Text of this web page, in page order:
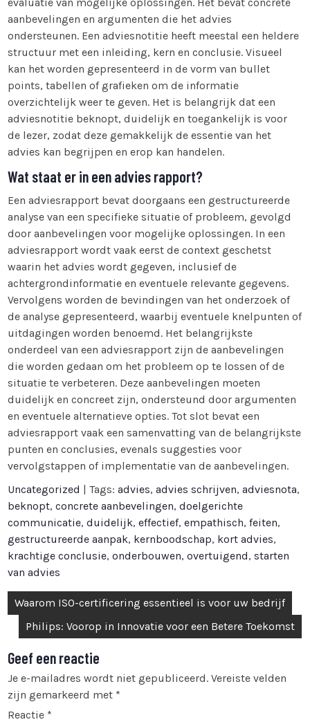
aanbevelingen en argumenten die het advies
ondersteunen. Een adviesnotitie heeft meestal een heldere
structuur met een inleiding, kern en conclusie. Visueel
kan het worden gepresenteerd in de vorm van bullet
points, tabellen of grafieken om de informatie
overzichtelijk weer te geven. Het is belangrijk dat een
adviesnotitie beknopt, duidelijk en toegankelijk is voor
de lezer, zodat deze gemakkelijk de essentie van het
advies kan begrijpen en erop kan handelen.
Wat staat er in een advies rapport?
Een adviesrapport bevat doorgaans een gestructureerde
analyse van een specifieke situatie of probleem, gevolgd
door aanbevelingen voor mogelijke oplossingen. In een
adviesrapport wordt vaak eerst de context geschetst
waarin het advies wordt gegeven, inclusief de
achtergrondinformatie en eventuele relevante gegevens.
Vervolgens worden de bevindingen van het onderzoek of
de analyse gepresenteerd, waarbij eventuele knelpunten of
uitdagingen worden benoemd. Het belangrijkste
onderdeel van een adviesrapport zijn de aanbevelingen
die worden gedaan om het probleem op te lossen of de
situatie te verbeteren. Deze aanbevelingen moeten
duidelijk en concreet zijn, ondersteund door argumenten
en eventuele alternatieve opties. Tot slot bevat een
adviesrapport vaak een samenvatting van de belangrijkste
punten en conclusies, evenals suggesties voor
vervolgstappen of implementatie van de aanbevelingen.
Uncategorized | Tags:advies,advies schrijven,adviesnota,
beknopt,concrete aanbevelingen,doelgerichte
communicatie,duidelijk,effectief,empathisch,feiten,
gestructureerde aanpak, kernboodschap, kort advies,
krachtige conclusie,onderbouwen,overtuigend,starten
van advies
Bericht
navigatie
Waarom ISO-certificering essentieel is voor uw bedrijf
Philips: Voorop in Innovatie voor een Betere Toekomst
Geef een reactie
Je e-mailadres wordt niet gepubliceerd. Vereiste velden
zijn gemarkeerd met *
Reactie *